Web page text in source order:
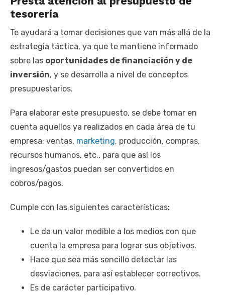
tesorería
Te ayudará a tomar decisiones que van más allá de la
estrategia táctica, ya que te mantiene informado
sobre las oportunidades de financiación y de
inversión, y se desarrolla a nivel de conceptos
presupuestarios.
Para elaborar este presupuesto, se debe tomar en
cuenta aquellos ya realizados en cada área de tu
empresa: ventas, marketing, producción, compras,
recursos humanos, etc., para que así los
ingresos/gastos puedan ser convertidos en
cobros/pagos.
Cumple con las siguientes características:
Le da un valor medible a los medios con que
cuenta la empresa para lograr sus objetivos.
Hace que sea más sencillo detectar las
desviaciones, para así establecer correctivos.
Es de carácter participativo.